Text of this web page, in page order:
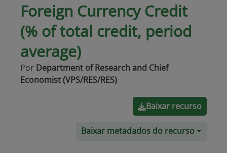
Foreign Currency Credit
(% of total credit, period
average)
Por Department of Research and Chief
Economist (VPS/RES/RES)
Baixar recurso
Baixar metadados do recurso